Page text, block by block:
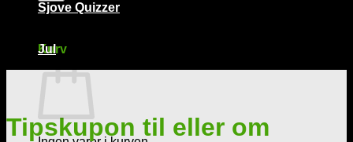
Kurv
Sjove Quizzer
Jul
Tipskupon til eller om